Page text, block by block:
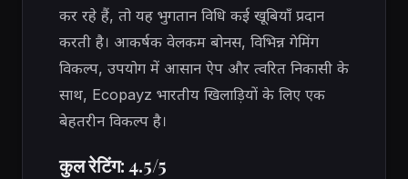
कर रहे हैं, तो यह भुगतान विधि कई खूबियाँ प्रदान
करती है। आकर्षक वेलकम बोनस, विभिन्न गेमिंग
विकल्प, उपयोग में आसान ऐप और त्वरित निकासी के
साथ, Ecopayz भारतीय खिलाड़ियों के लिए एक
बेहतरीन विकल्प है।
कुल रेटिंग: 4.5/5